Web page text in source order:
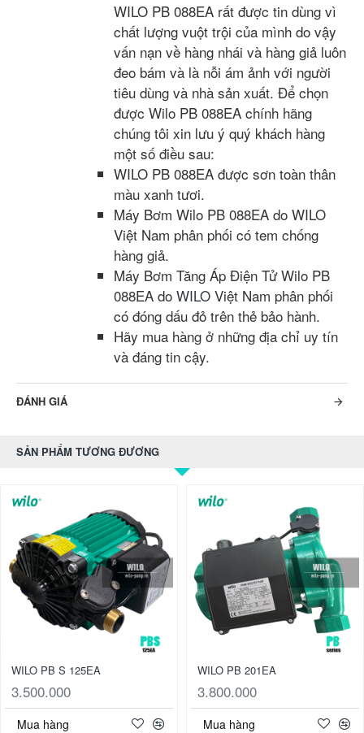
WILO PB 088EA rất được tin dùng vì
chất lượng vuột trội của mình do vậy
vấn nạn về hàng nhái và hàng giả luôn
đeo bám và là nỗi ám ảnh với người
tiêu dùng và nhà sản xuất. Để chọn
được Wilo PB 088EA chính hãng
chúng tôi xin lưu ý quý khách hàng
một số điều sau:
WILO PB 088EA được sơn toàn thân
màu xanh tươi.
Máy Bơm Wilo PB 088EA do WILO
Việt Nam phân phối có tem chống
hàng giả.
Máy Bơm Tăng Áp Điện Tử Wilo PB
088EA do WILO Việt Nam phân phối
có đóng dấu đỏ trên thẻ bảo hành.
Hãy mua hàng ở những địa chỉ uy tín
và đáng tin cậy.
ĐÁNH GIÁ
SẢN PHẨM TƯƠNG ĐƯƠNG
WILO PB S 125EA
3.500.000
Mua hàng
WILO PB 201EA
3.800.000
Mua hàng